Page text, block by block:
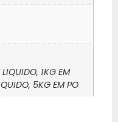
1KG EM
5KG EM PO